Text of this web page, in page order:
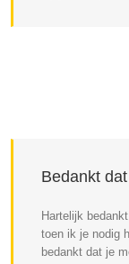
Bedankt
Hartelijk
toen ik je nodig
bedankt dat je